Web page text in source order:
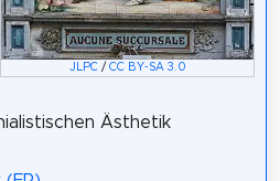
JLPC / CC BY-SA 3.0
Ästhetik